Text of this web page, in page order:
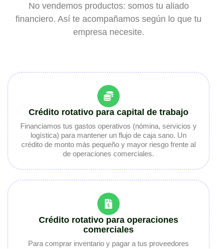
No vendemos productos: somos tu aliado
financiero. Así te acompañamos según lo que tu
empresa necesite.
Crédito rotativo para capital de trabajo
Financiamos tus gastos operativos (nómina, servicios y
logística) para mantener un flujo de caja sano. Un
crédito de monto más pequeño y mayor riesgo frente al
de operaciones comerciales.
Crédito rotativo para operaciones
comerciales
Para comprar inventario y pagar a tus proveedores